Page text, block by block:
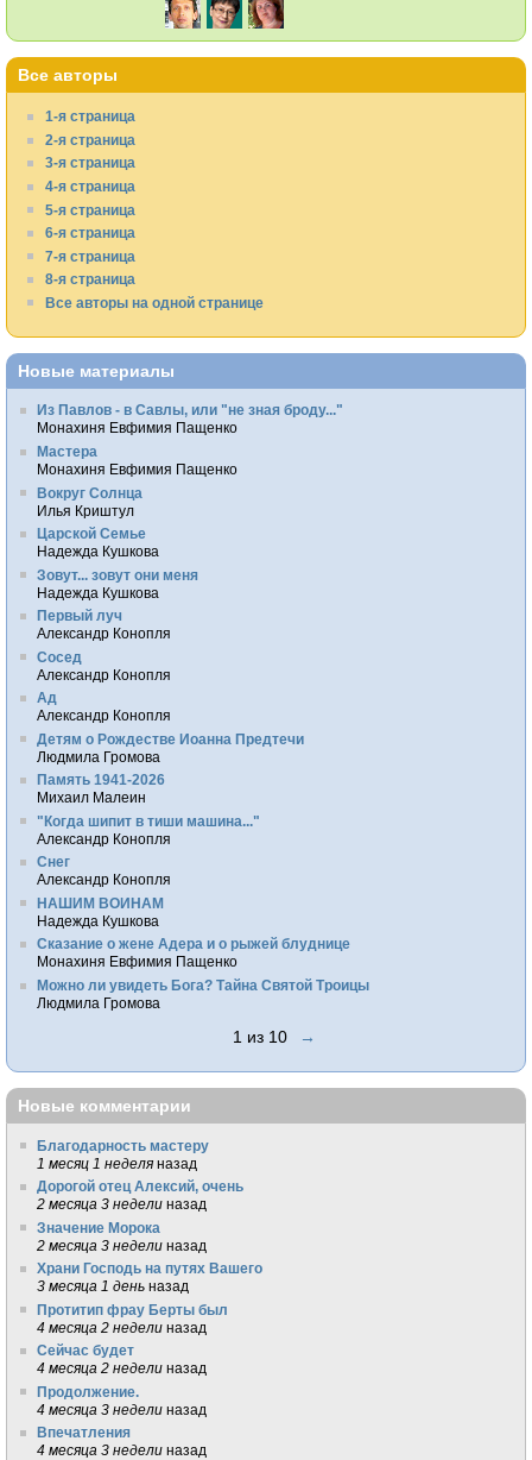
Все авторы
1-я страница
2-я страница
3-я страница
4-я страница
5-я страница
6-я страница
7-я страница
8-я страница
Все авторы на одной странице
Новые материалы
Из Павлов - в Савлы, или "не зная броду..."
Монахиня Евфимия Пащенко
Мастера
Монахиня Евфимия Пащенко
Вокруг Солнца
Илья Криштул
Царской Семье
Надежда Кушкова
Зовут... зовут они меня
Надежда Кушкова
Первый луч
Александр Конопля
Сосед
Александр Конопля
Ад
Александр Конопля
Детям о Рождестве Иоанна Предтечи
Людмила Громова
Память 1941-2026
Михаил Малеин
"Когда шипит в тиши машина..."
Александр Конопля
Снег
Александр Конопля
НАШИМ ВОИНАМ
Надежда Кушкова
Сказание о жене Адера и о рыжей блуднице
Монахиня Евфимия Пащенко
Можно ли увидеть Бога? Тайна Святой Троицы
Людмила Громова
1 из 10 →
Новые комментарии
Благодарность мастеру
1 месяц 1 неделя назад
Дорогой отец Алексий, очень
2 месяца 3 недели назад
Значение Морока
2 месяца 3 недели назад
Храни Господь на путях Вашего
3 месяца 1 день назад
Протитип фрау Берты был
4 месяца 2 недели назад
Сейчас будет
4 месяца 2 недели назад
Продолжение.
4 месяца 3 недели назад
Впечатления
4 месяца 3 недели назад